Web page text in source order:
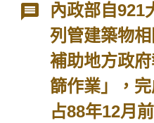
內政部自921
列管建築物
補助地方政
篩作業」，
占88年12月